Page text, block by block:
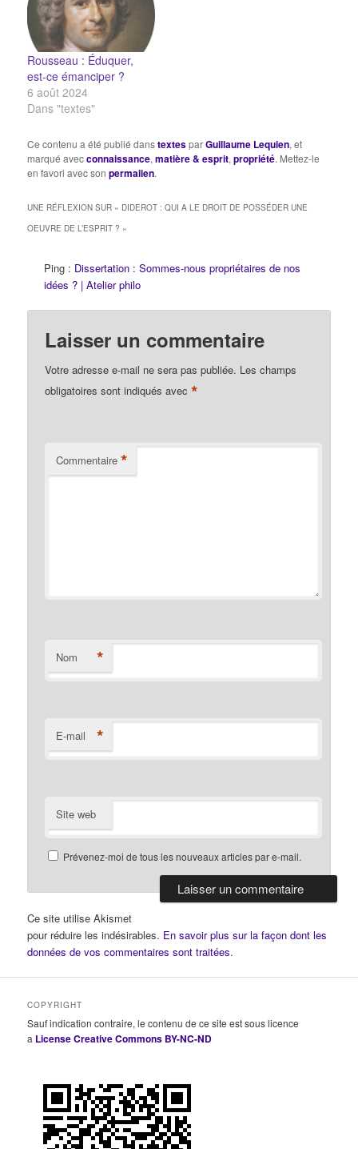
Rousseau : Éduquer,
est-ce émanciper ?
6 août 2024
Dans "textes"
Ce contenu a été publié danstextesparGuillaume Lequien, et
marqué avecconnaissance,matière & esprit,propriété. Mettez-le
en favori avec sonpermalien.
UNE RÉFLEXION SUR « DIDEROT : QUI A LE DROIT DE POSSÉDER UNE
OEUVRE DE L’ESPRIT ? »
Ping : Dissertation : Sommes-nous propriétaires de nos
idées ? | Atelier philo
Laisser un commentaire
Votre adresse e-mail ne sera pas publiée. Les champs
obligatoires sont indiqués avec*
Commentaire *
Nom *
E-mail *
Site web
Prévenez-moi de tous les nouveaux articles par e-mail.
Ce site utilise Akismet
pour réduire les indésirables. En savoir plus sur la façon dont les
données de vos commentaires sont traitées.
COPYRIGHT
Sauf indication contraire, le contenu de ce site est sous licence
a License Creative Commons BY-NC-ND